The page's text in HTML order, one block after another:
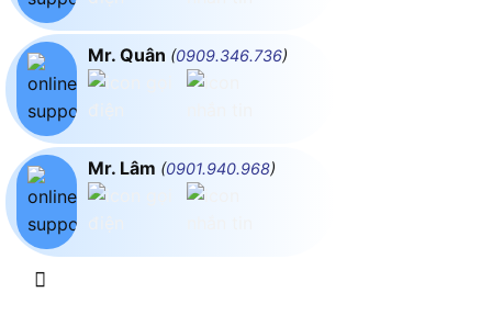
Mr. Quân (0909.346.736)
Mr. Lâm (0901.940.968)